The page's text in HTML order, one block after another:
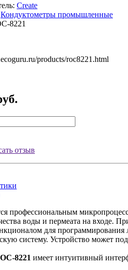
Create
Кондуктометры промышленные
8221
products/roc8221.html
отзыв
профессиональным
воды и пермеата на входе.
для программирования
систему. Устройство может
8221 имеет интуитивный